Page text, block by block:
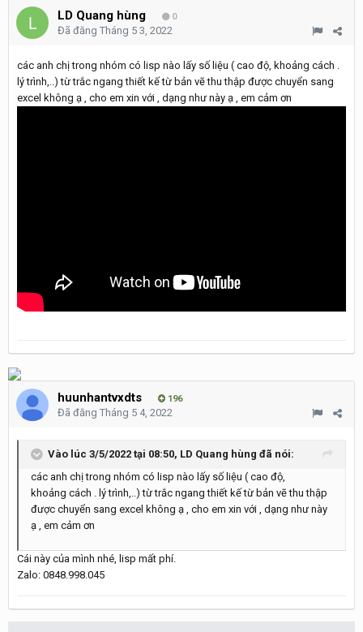
LD Quang hùng 0
Đã đăng Tháng 5 3, 2022
các anh chị trong nhóm có lisp nào lấy số liệu ( cao độ, khoảng cách .
lý trình,..) từ trắc ngang thiết kế từ bản vẽ thu thập được chuyển sang
excel không ạ , cho em xin với , dạng như này ạ , em cảm ơn
huunhantvxdts 196
Đã đăng Tháng 5 4, 2022
Vào lúc 3/5/2022 tại 08:50, LD Quang hùng đã nói:
các anh chị trong nhóm có lisp nào lấy số liệu ( cao độ,
khoảng cách . lý trình,..) từ trắc ngang thiết kế từ bản vẽ thu thập
được chuyển sang excel không ạ , cho em xin với , dạng như này
ạ , em cảm ơn
Cái này của mình nhé, lisp mất phí.
Zalo: 0848.998.045